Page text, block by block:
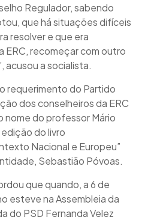
Regulador, sabendo
que há situações difíceis
resolver e que era
ERC, recomeçar com outro
acusou a socialista.
requerimento do Partido
dos conselheiros da ERC
nome do professor Mário
do livro
Nacional e Europeu”
Sebastião Póvoas.
que quando, a 6 de
esteve na Assembleia da
do PSD Fernanda Velez